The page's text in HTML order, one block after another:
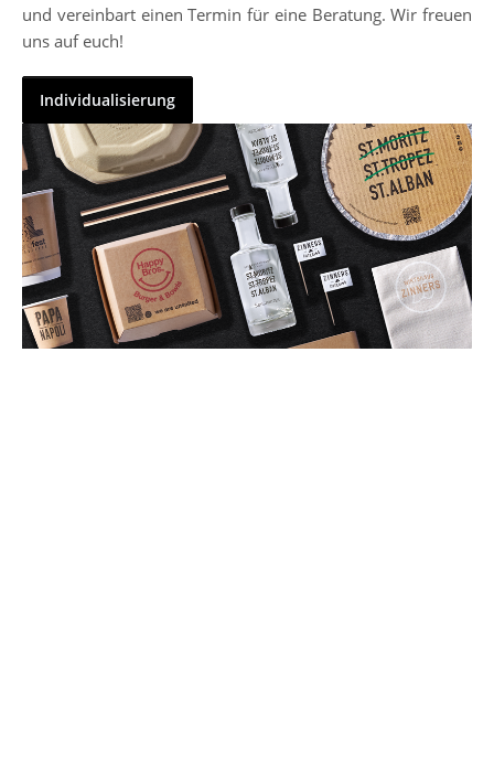
und vereinbart einen Termin für eine Beratung. Wir freuen
uns auf euch!
Individualisierung